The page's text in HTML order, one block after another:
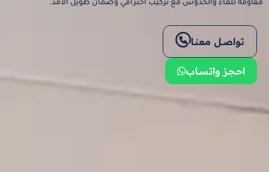
مقاومة للماء والخدوش مع تركيب احترافي وضمان طويل الأمد.
تواصــل معنـا
اقرا الان
احجز واتســاب